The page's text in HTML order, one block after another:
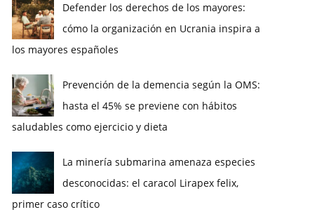
Defender los derechos de los mayores:
cómo la organización en Ucrania inspira a
los mayores españoles
Prevención de la demencia según la OMS:
hasta el 45% se previene con hábitos
saludables como ejercicio y dieta
La minería submarina amenaza especies
desconocidas: el caracol Lirapex felix,
primer caso crítico